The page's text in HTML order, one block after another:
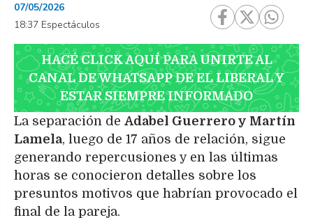
07/05/2026
18:37 Espectáculos
HACÉ CLICK AQUÍ PARA UNIRTE AL
CANAL DE WHATSAPP DE EL LIBERAL Y
ESTAR SIEMPRE INFORMADO
La separación de Adabel Guerrero y Martín
Lamela, luego de 17 años de relación, sigue
generando repercusiones y en las últimas
horas se conocieron detalles sobre los
presuntos motivos que habrían provocado el
final de la pareja.